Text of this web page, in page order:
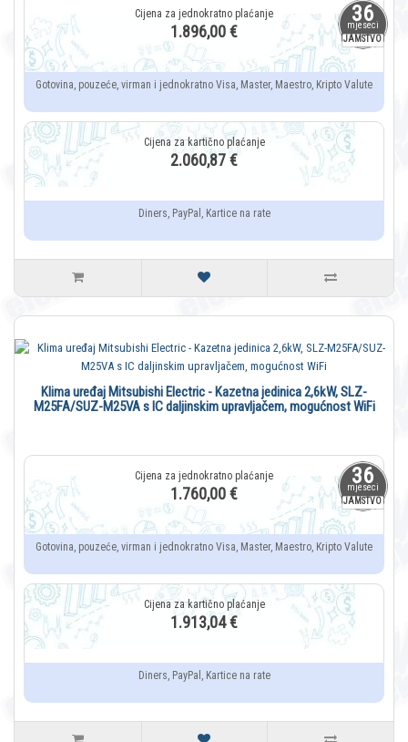
36
mjeseci
JAMSTVO
1.896,00 €
Gotovina, pouzeće, virman i jednokratno Visa, Master, Maestro, Kripto Valute
2.060,87 €
Diners, PayPal, Kartice na rate
36
mjeseci
JAMSTVO
Klima uređaj Mitsubishi Electric - Kazetna jedinica 2,6kW, SLZ-
M25FA/SUZ-M25VA s IC daljinskim upravljačem, mogućnost WiFi
1.760,00 €
Gotovina, pouzeće, virman i jednokratno Visa, Master, Maestro, Kripto Valute
1.913,04 €
Diners, PayPal, Kartice na rate